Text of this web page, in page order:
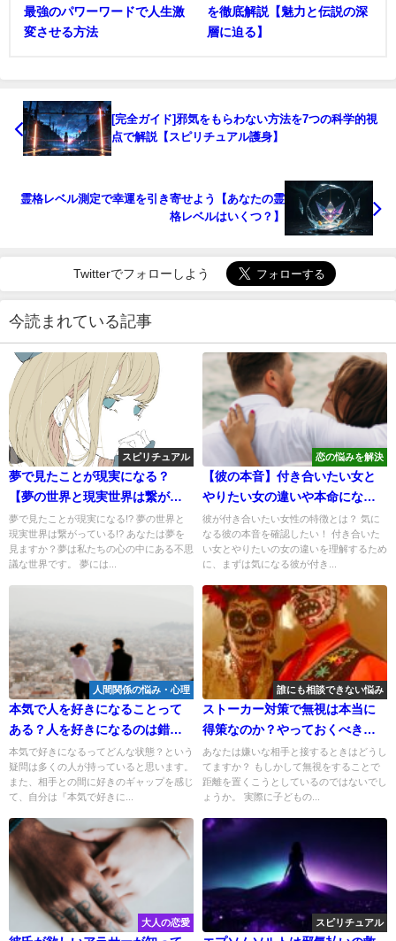
最強のパワーワードで人生激
変させる方法
を徹底解説【魅力と伝説の深
層に迫る】
[完全ガイド]邪気をもらわない方法を7つの科学的視
点で解説【スピリチュアル護身】
霊格レベル測定で幸運を引き寄せよう【あなたの霊
格レベルはいくつ？】
Twitterでフォローしよう
今読まれている記事
スピリチュアル
夢で見たことが現実になる？
【夢の世界と現実世界は繋がっ
ているらしいよ】
夢で見たことが現実になる!? 夢の世界と
現実世界は繋がっている!? あなたは夢を
見ますか？夢は私たちの心の中にある不思
議な世界です。 夢には...
恋の悩みを解決
【彼の本音】付き合いたい女と
やりたい女の違いや本命になる
方法！
彼が付き合いたい女性の特徴とは？ 気に
なる彼の本音を確認したい！ 付き合いた
い女とやりたいの女の違いを理解するため
に、まずは気になる彼が付き...
人間関係の悩み・心理
本気で人を好きになることって
ある？人を好きになるのは錯覚
なの？
本気で好きになるってどんな状態？という
疑問は多くの人が持っていると思います。
また、相手との間に好きのギャップを感じ
て、自分は『本気で好きに...
誰にも相談できない悩み
ストーカー対策で無視は本当に
得策なのか？やっておくべき初
期対応！
あなたは嫌いな相手と接するときはどうし
てますか？ もしかして無視をすることで
距離を置くこうとしているのではないでし
ょうか。 実際に子どもの...
大人の恋愛 スピリチュアル